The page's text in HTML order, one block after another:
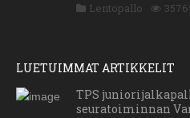
Lentopallo
LUETUIMMAT ARTIKKELIT
TPS
seuratoiminnan